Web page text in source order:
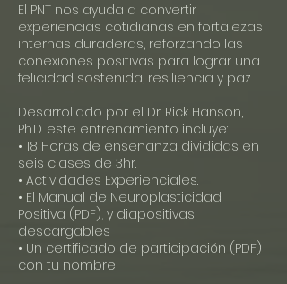
El PNT nos ayuda a convertir
experiencias cotidianas en fortalezas
internas duraderas, reforzando las
conexiones positivas para lograr una
felicidad sostenida, resiliencia y paz.
Desarrollado por el Dr. Rick Hanson,
Ph.D. este entrenamiento incluye:
• 18 Horas de enseñanza divididas en
seis clases de 3hr.
• Actividades Experienciales.
• El Manual de Neuroplasticidad
Positiva (PDF), y diapositivas
descargables
• Un certificado de participación (PDF)
con tu nombre